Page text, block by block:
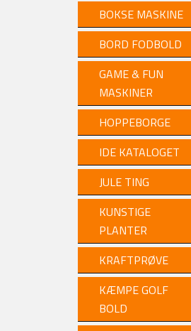
BOKSE MASKINE
BORD FODBOLD
GAME & FUN
MASKINER
HOPPEBORGE
IDE KATALOGET
JULE TING
KUNSTIGE
PLANTER
KRAFTPRØVE
KÆMPE GOLF
BOLD